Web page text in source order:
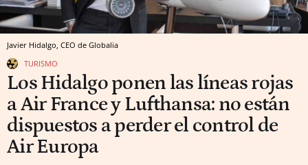
Javier Hidalgo, CEO de Globalia
TURISMO
Los Hidalgo ponen las líneas rojas
a Air France y Lufthansa: no están
dispuestos a perder el control de
Air Europa